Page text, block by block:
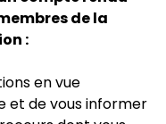
de la
:
en vue
et de vous informer